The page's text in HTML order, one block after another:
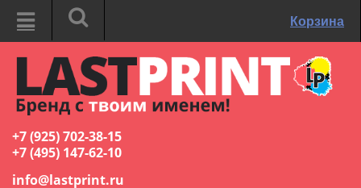
Корзина
+7 (925) 702-38-15
+7 (495) 147-62-10
info@lastprint.ru